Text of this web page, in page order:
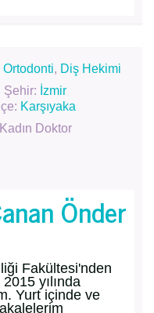
Ortodonti, Diş Hekimi
Şehir: İzmir
İlçe: Karşıyaka
Kadın Doktor
Önder
Fakültesi'nden
yılında
Yurt içinde ve